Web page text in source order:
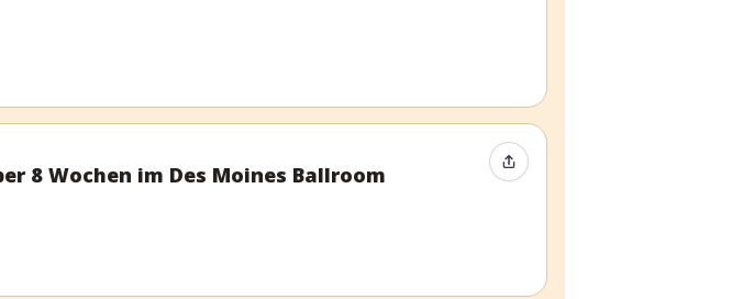
8 Wochen im Des Moines Ballroom Event teilen